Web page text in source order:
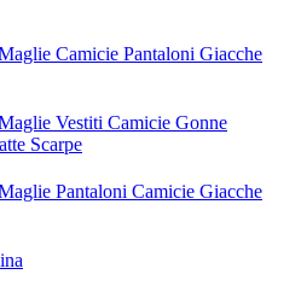
Camicie Pantaloni Giacche
Vestiti Camicie Gonne
Scarpe
Pantaloni Camicie Giacche